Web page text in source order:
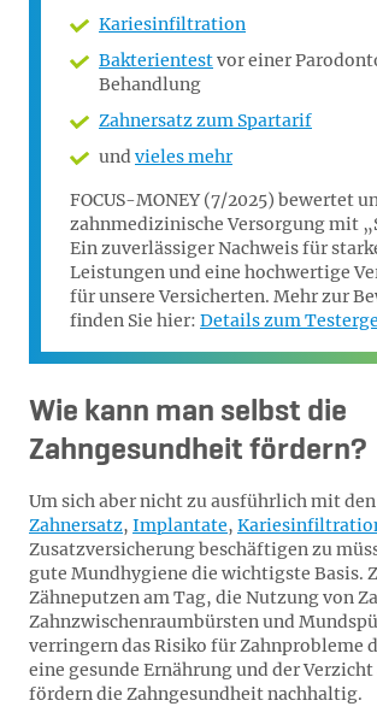
Kariesinfiltration
Bakterientestvor einer
Behandlung
Zahnersatz zum Spartarif
und vieles mehr
FOCUS-MONEY (7/2025) bewertet
zahnmedizinische Versorgung mit
Ein zuverlässiger Nachweis für
Leistungen und eine hochwertige
für unsere Versicherten. Mehr zur
finden Sie hier: Details zum
Wie kann man selbst die
Zahngesundheit fördern?
Um sich aber nicht zu ausführlich mit
Zahnersatz, Implantate,
Zusatzversicherung beschäftigen zu
gute Mundhygiene die wichtigste Basis.
Zähneputzen am Tag, die Nutzung von
Zahnzwischenraumbürsten und
verringern das Risiko für Zahnprobleme
eine gesunde Ernährung und der Verzicht
fördern die Zahngesundheit nachhaltig.